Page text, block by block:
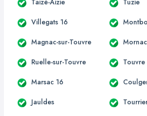
Villegats 16
Magnac-sur-Touvre Mornac
Ruelle-sur-Touvre Touvre
Marsac 16
Jauldes